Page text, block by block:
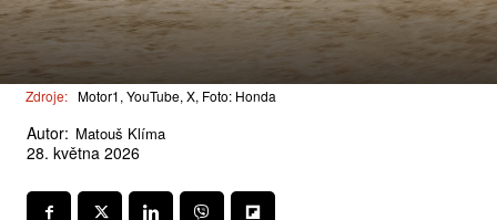
Zdroje: Motor1, YouTube, X, Foto: Honda
Autor: Matouš Klíma
28. května 2026